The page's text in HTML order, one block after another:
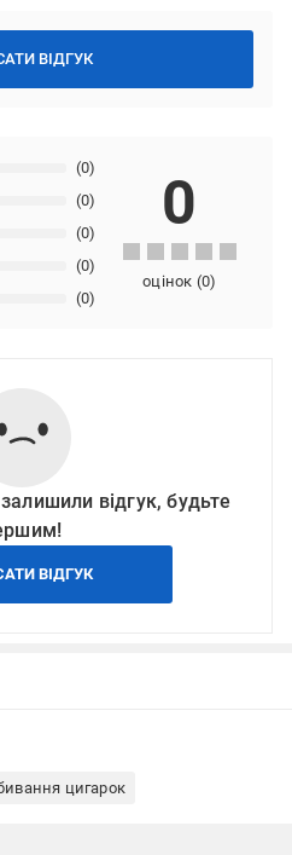
ВІДГУК
(0)
(0)
(0)
(0)
(0)
0
оцінок (0)
відгук, будьте
ВІДГУК
цигарок